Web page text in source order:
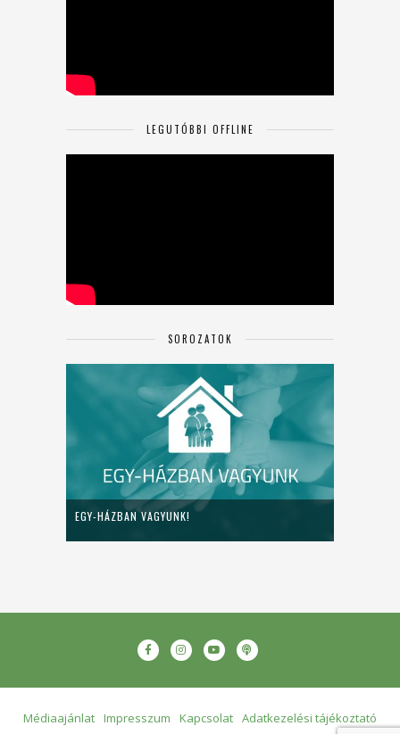
LEGUTÓBBI OFFLINE
SOROZATOK
EGY-HÁZBAN VAGYUNK!
Médiaajánlat Impresszum Kapcsolat Adatkezelési tájékoztató